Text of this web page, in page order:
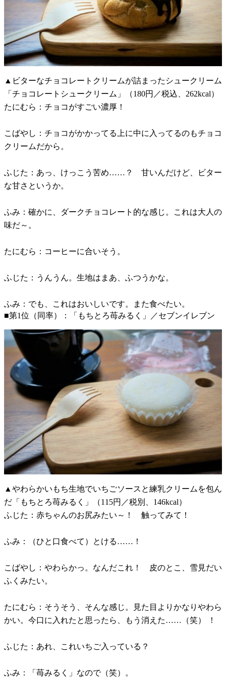
▲ビターなチョコレートクリームが詰まったシュークリーム
「チョコレートシュークリーム」（180円／税込、262kcal）
たにむら：チョコがすごい濃厚！
こばやし：チョコがかかってる上に中に入ってるのもチョコ
クリームだから。
ふじた：あっ、けっこう苦め……？ 甘いんだけど、ビター
な甘さというか。
ふみ：確かに、ダークチョコレート的な感じ。これは大人の
味だ～。
たにむら：コーヒーに合いそう。
ふじた：うんうん。生地はまあ、ふつうかな。
ふみ：でも、これはおいしいです。また食べたい。
■第1位（同率）：「もちとろ苺みるく」／セブンイレブン
▲やわらかいもち生地でいちごソースと練乳クリームを包ん
だ「もちとろ苺みるく」（115円／税別、146kcal）
ふじた：赤ちゃんのお尻みたい～！ 触ってみて！
ふみ：（ひと口食べて）とける……！
こばやし：やわらかっ。なんだこれ！ 皮のとこ、雪見だい
ふくみたい。
たにむら：そうそう、そんな感じ。見た目よりかなりやわら
かい。今口に入れたと思ったら、もう消えた……（笑） ！
ふじた：あれ、これいちご入っている？
ふみ：「苺みるく」なので（笑）。